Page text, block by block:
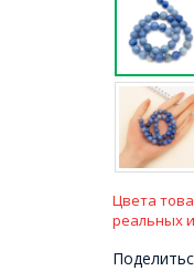
Цвета
реальных